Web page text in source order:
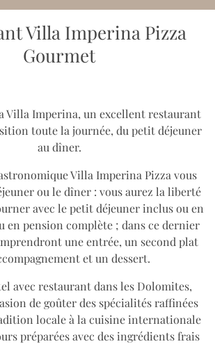
Villa Imperina Pizza
Gourmet
Villa Imperina, un excellent restaurant
toute la journée, du petit déjeuner
au dîner.
Villa Imperina Pizza vous
ou le dîner : vous aurez la liberté
avec le petit déjeuner inclus ou en
en pension complète ; dans ce dernier
une entrée, un second plat
et un dessert.
avec restaurant dans les Dolomites,
de goûter des spécialités raffinées
locale à la cuisine internationale
préparées avec des ingrédients frais